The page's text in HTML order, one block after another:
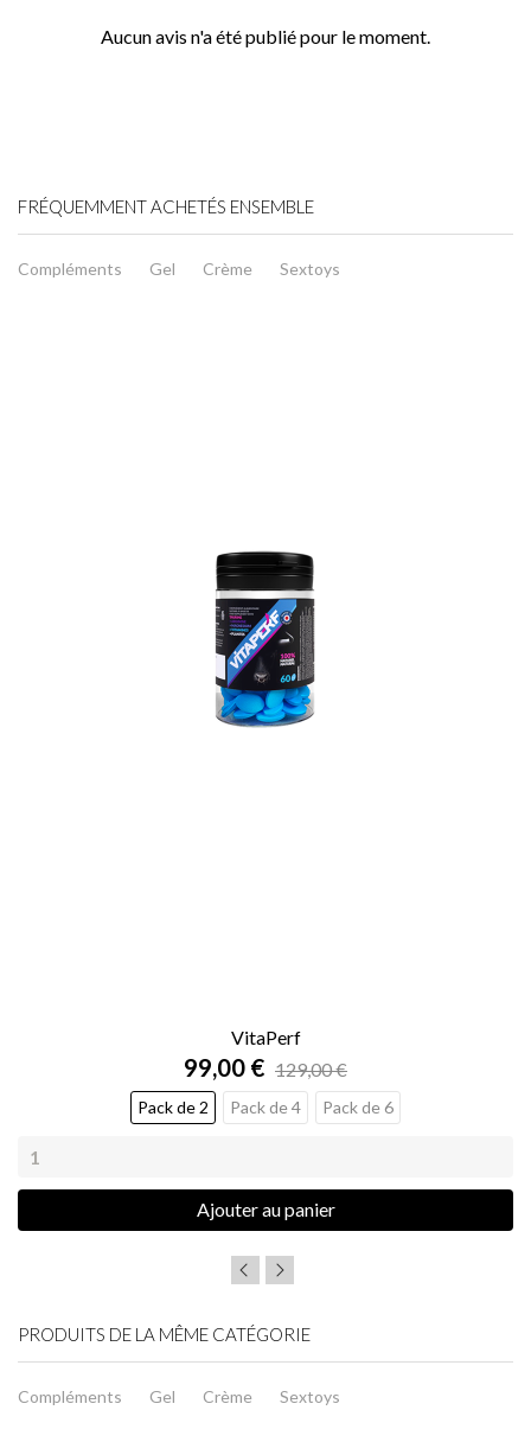
Aucun avis n'a été publié pour le moment.
FRÉQUEMMENT ACHETÉS ENSEMBLE
Compléments Gel Crème Sextoys
VitaPerf
99,00 € 129,00 €
Pack de 2 Pack de 4 Pack de 6
Ajouter au panier
PRODUITS DE LA MÊME CATÉGORIE
Compléments Gel Crème Sextoys